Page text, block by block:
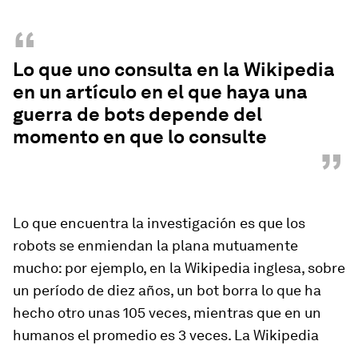
“
Lo que uno consulta en la Wikipedia
en un artículo en el que haya una
guerra de bots depende del
momento en que lo consulte
”
Lo que encuentra la investigación es que los
robots se enmiendan la plana mutuamente
mucho: por ejemplo, en la Wikipedia inglesa, sobre
un período de diez años, un bot borra lo que ha
hecho otro unas 105 veces, mientras que en un
humanos el promedio es 3 veces. La Wikipedia